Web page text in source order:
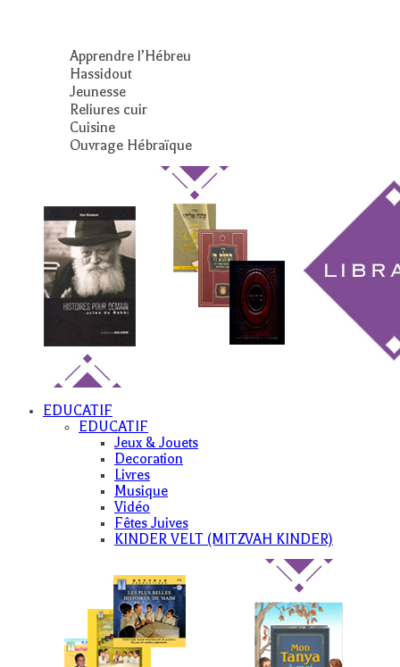
Apprendre l’Hébreu
Hassidout
Jeunesse
Reliures cuir
Cuisine
Ouvrage Hébraïque
EDUCATIF
EDUCATIF
Jeux & Jouets
Decoration
Livres
Musique
Vidéo
Fêtes Juives
KINDER VELT (MITZVAH KINDER)